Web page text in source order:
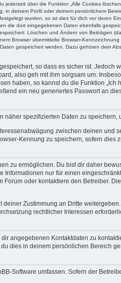
über die Funktion „Alle Cookies
in deinem Profil oder deinem persönlichem
wurden, so ist dies für dich vor deren
die dort eingegebenen Daten ebenfalls
Löschen und Ändern von Beiträgen
Browser übermittelte Browser-
gespeichert werden. Dazu gehören dein
so dass es sicher ist.
also geh mit ihm sorgsam um.
haben, so kannst du die Funktion
ein neu generiertes Passwort an
näher spezifizierten Daten zu
zwischen deinen
Kennung zu speichern, sofern
zu ermöglichen. Du bist dir daher
nur für einen
oder kontaktiere den Betreiber.
Zustimmung an Dritte
rechtlicher Interessen
angegebenen Kontaktdaten zu
dies in deinem persönlichen Bereich
Software umfassen. Sofern der